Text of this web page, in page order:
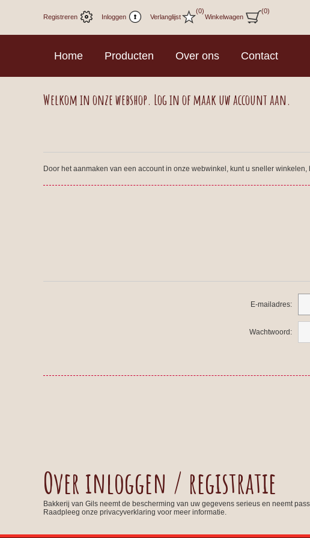
Registreren Inloggen Verlanglijst
(0)
Winkelwagen
(0)
Home Producten Over ons Contact
Welkom in onze webshop. Log in of maak uw account aan.
Door het aanmaken van een account in onze webwinkel, kunt u sneller
E-mailadres:
Wachtwoord:
Over inloggen / registratie
Bakkerij van Gils neemt de bescherming van uw gegevens serieus en neemt
Raadpleeg onze privacyverklaring voor meer informatie.